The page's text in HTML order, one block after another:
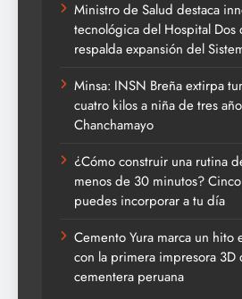
Ministro de Salud destaca
tecnológica del Hospital Dos
respalda expansión del
Minsa: INSN Breña extirpa
cuatro kilos a niña de tres
Chanchamayo
¿Cómo construir una rutina
menos de 30 minutos?
puedes incorporar a tu día
Cemento Yura marca un hito
con la primera impresora 3D
cementera peruana